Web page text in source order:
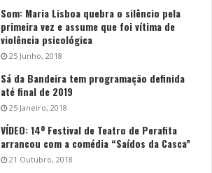
Som: Maria Lisboa quebra o silêncio pela
primeira vez e assume que foi vítima de
violência psicológica
25 Junho, 2018
Sá da Bandeira tem programação definida
até final de 2019
25 Janeiro, 2018
VÍDEO: 14º Festival de Teatro de Perafita
arrancou com a comédia “Saídos da Casca”
21 Outubro, 2018